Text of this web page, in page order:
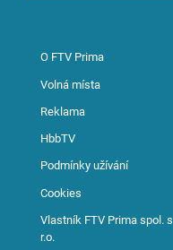
O FTV Prima
Volná místa
Reklama
HbbTV
Podmínky užívání
Cookies
Vlastník FTV Prima spol. s
r.o.